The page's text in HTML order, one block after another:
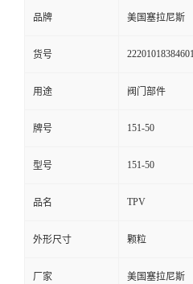
留
言
品牌 美国塞拉尼斯
货号 22201018384601
用途 阀门部件
牌号 151-50
型号 151-50
品名 TPV
外形尺寸 颗粒
厂家 美国塞拉尼斯